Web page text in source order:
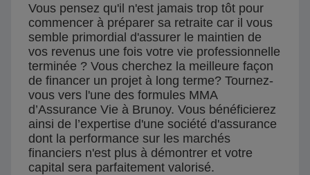
Vous pensez qu'il n'est jamais trop tôt pour
commencer à préparer sa retraite car il vous
semble primordial d'assurer le maintien de
vos revenus une fois votre vie professionnelle
terminée ? Vous cherchez la meilleure façon
de financer un projet à long terme? Tournez-
vous vers l'une des formules MMA
d’Assurance Vie à Brunoy. Vous bénéficierez
ainsi de l’expertise d'une société d'assurance
dont la performance sur les marchés
financiers n'est plus à démontrer et votre
capital sera parfaitement valorisé.